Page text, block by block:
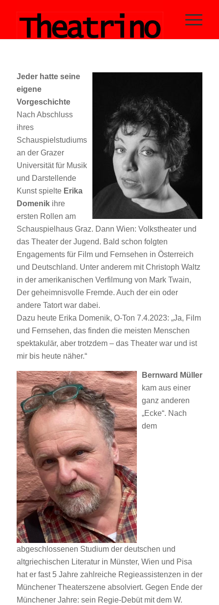
Jeder hatte seine
eigene
Vorgeschichte
Nach Abschluss
ihres
Schauspielstudiums
an der Grazer
Universität für Musik
und Darstellende
Kunst spielte Erika
Domenikihre
ersten Rollen am
Schauspielhaus Graz. Dann Wien: Volkstheater und
das Theater der Jugend. Bald schon folgten
Engagements für Film und Fernsehen in Österreich
und Deutschland. Unter anderem mit Christoph Waltz
in der amerikanischen Verfilmung von Mark Twain,
Der geheimnisvolle Fremde. Auch der ein oder
andere Tatort war dabei.
Dazu heute Erika Domenik, O-Ton 7.4.2023: „Ja, Film
und Fernsehen, das finden die meisten Menschen
spektakulär, aber trotzdem – das Theater war und ist
mir bis heute näher.“
Bernward Müller
kam aus einer
ganz anderen
„Ecke“. Nach
dem
abgeschlossenen Studium der deutschen und
altgriechischen Literatur in Münster, Wien und Pisa
hat er fast 5 Jahre zahlreiche Regieassistenzen in der
Münchener Theaterszene absolviert. Gegen Ende der
Münchener Jahre: sein Regie-Debüt mit dem W.